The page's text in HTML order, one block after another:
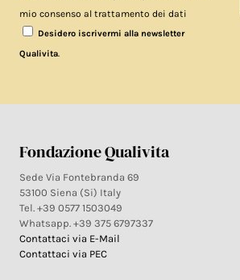
mio consenso al trattamento dei dati
Desidero iscrivermi alla newsletter
Qualivita.
Fondazione Qualivita
Sede Via Fontebranda 69
53100 Siena (Si) Italy
Tel. +39 0577 1503049
Whatsapp. +39 375 6797337
Contattaci via E-Mail
Contattaci via PEC